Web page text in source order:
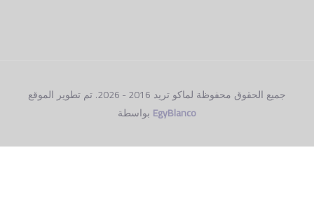
جميع الحقوق محفوظة لماكو تريد 2016 - 2026
. تم تطوير الموقع
EgyBlanco